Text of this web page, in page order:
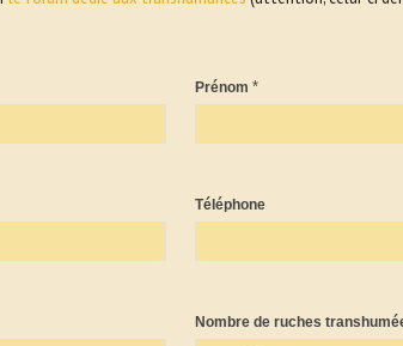
Prénom*
Téléphone
Nombre de ruches